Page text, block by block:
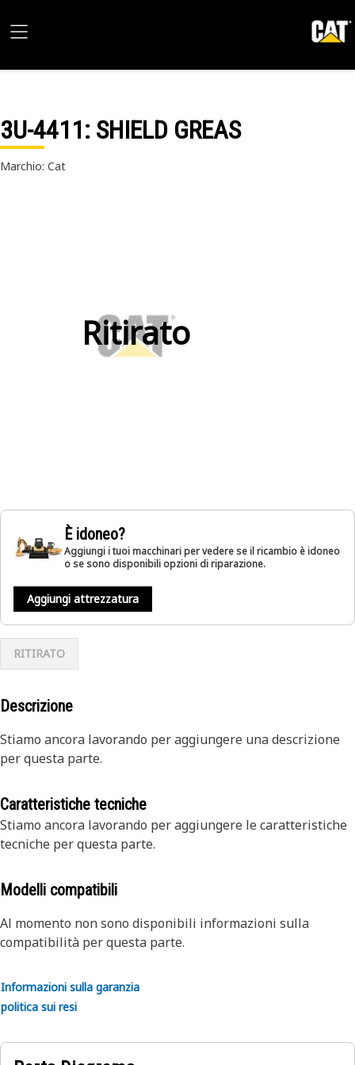
3U-4411: SHIELD GREAS
Marchio: Cat
Ritirato
È idoneo?
Aggiungi i tuoi macchinari per vedere se il ricambio è idoneo
o se sono disponibili opzioni di riparazione.
Aggiungi attrezzatura
RITIRATO
Descrizione
Stiamo ancora lavorando per aggiungere una descrizione
per questa parte.
Caratteristiche tecniche
Stiamo ancora lavorando per aggiungere le caratteristiche
tecniche per questa parte.
Modelli compatibili
Al momento non sono disponibili informazioni sulla
compatibilità per questa parte.
Informazioni sulla garanzia
politica sui resi